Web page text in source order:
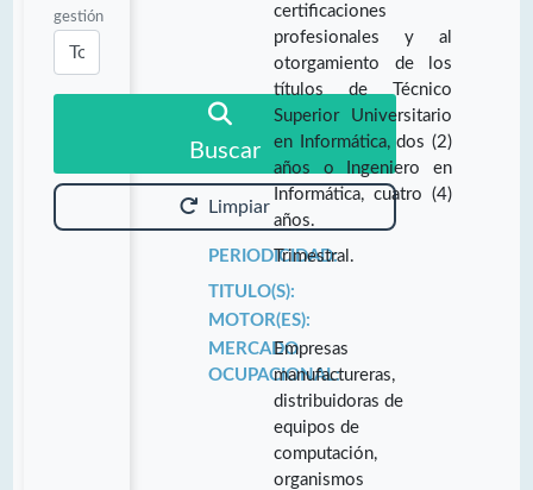
gestión
Buscar
Limpiar
certificaciones
profesionales y al
otorgamiento de los
títulos de Técnico
Superior Universitario
en Informática, dos (2)
años o Ingeniero en
Informática, cuatro (4)
años.
PERIODICIDAD:
Trimestral.
TITULO(S):
MOTOR(ES):
MERCADO
OCUPACIONAL:
Empresas
manufactureras,
distribuidoras de
equipos de
computación,
organismos